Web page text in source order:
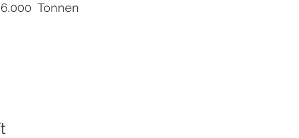
Tonnen